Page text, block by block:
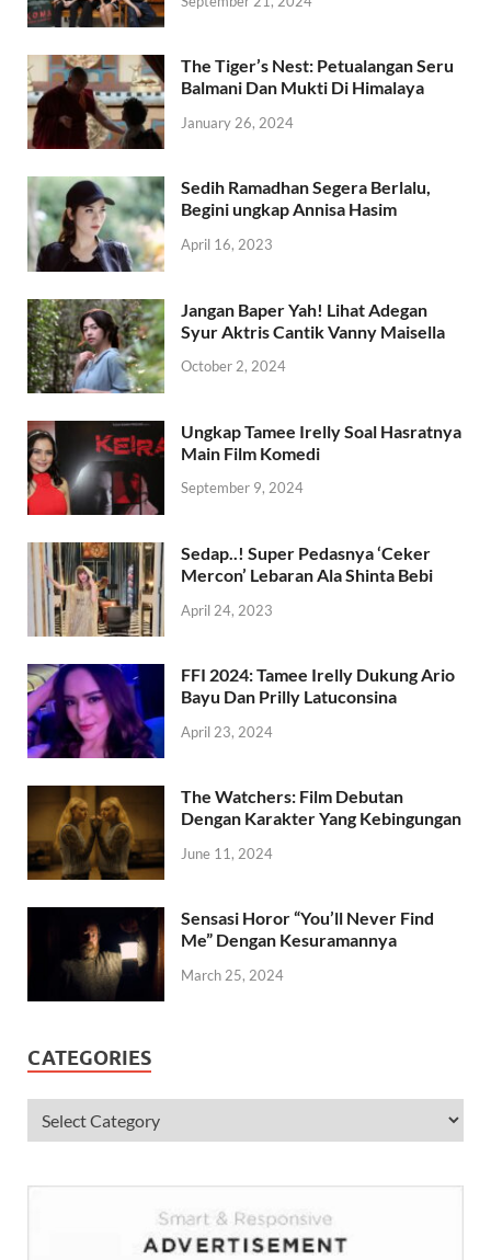
The Tiger’s Nest: Petualangan Seru
Balmani Dan Mukti Di Himalaya
January 26, 2024
Sedih Ramadhan Segera Berlalu,
Begini ungkap Annisa Hasim
April 16, 2023
Jangan Baper Yah! Lihat Adegan
Syur Aktris Cantik Vanny Maisella
October 2, 2024
Ungkap Tamee Irelly Soal Hasratnya
Main Film Komedi
September 9, 2024
Sedap..! Super Pedasnya ‘Ceker
Mercon’ Lebaran Ala Shinta Bebi
April 24, 2023
FFI 2024: Tamee Irelly Dukung Ario
Bayu Dan Prilly Latuconsina
April 23, 2024
The Watchers: Film Debutan
Dengan Karakter Yang Kebingungan
June 11, 2024
Sensasi Horor “You’ll Never Find
Me” Dengan Kesuramannya
March 25, 2024
CATEGORIES